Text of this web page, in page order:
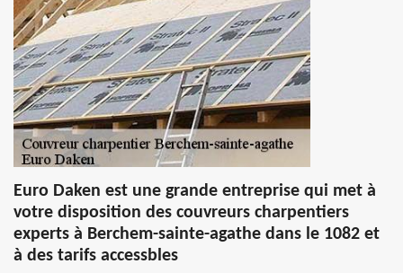
Euro Daken est une grande entreprise qui met à
votre disposition des couvreurs charpentiers
experts à Berchem-sainte-agathe dans le 1082 et
à des tarifs accessbles